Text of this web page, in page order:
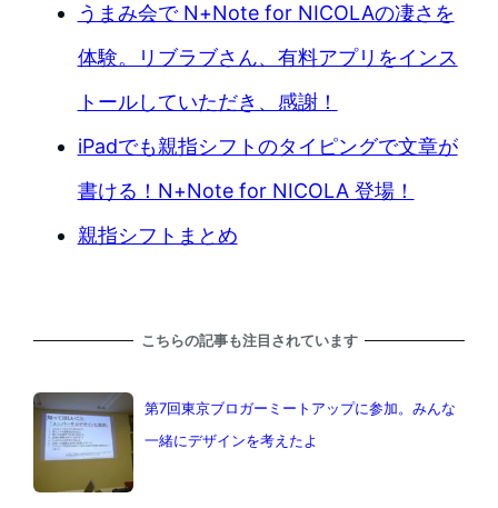
うまみ会で N+Note for NICOLAの凄さを
体験。リブラブさん、有料アプリをインス
トールしていただき、感謝！
iPadでも親指シフトのタイピングで文章が
書ける！N+Note for NICOLA 登場！
親指シフトまとめ
こちらの記事も注目されています
第7回東京ブロガーミートアップに参加。みんな
一緒にデザインを考えたよ